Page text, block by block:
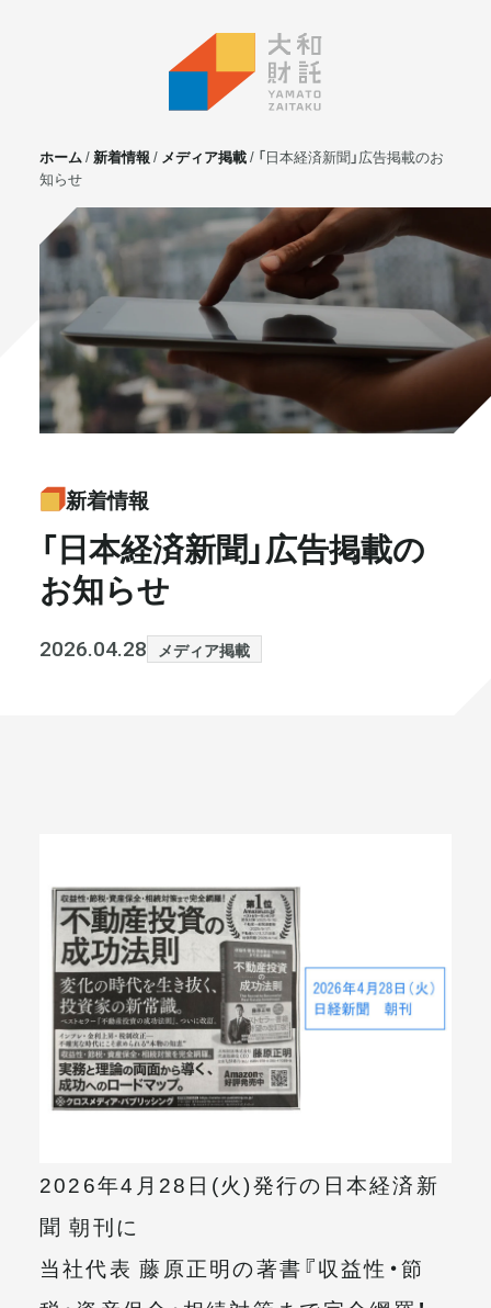
サービス
不動産投資
⼟地活⽤
マンション管理
賃貸管理
実需用戸建・マンション
ホテル事業
書籍・メディア
セミナー
大和財託の意志
お知らせ
コラム
まずは無料で相談
メールマガジン
ホーム 新着情報 メディア掲載
「日本経済新聞」広告掲載のお
知らせ
新着情報
「日本経済新聞」広告掲載の
お知らせ
2026.04.28 メディア掲載
2026年4月28日(火)発行の日本経済新
聞 朝刊に
当社代表 藤原正明の著書『収益性・節